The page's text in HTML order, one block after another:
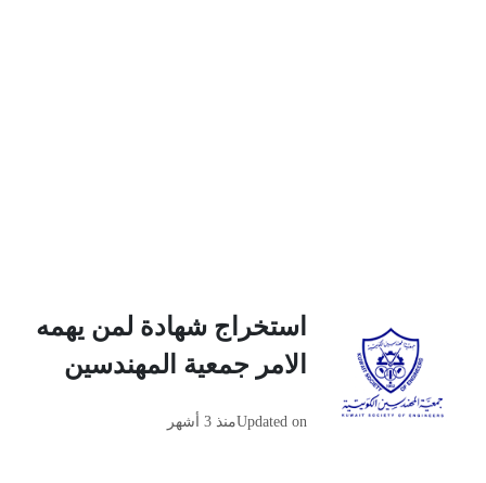
استخراج شهادة لمن يهمه
الامر جمعية المهندسين
Updated onمنذ 3 أشهر